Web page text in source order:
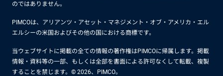
のではありません。
PIMCOは、アリアンツ・アセット・マネジメント・オブ・アメリカ・エル
エルシーの米国およびその他の国における商標です。
当ウェブサイトに掲載の全ての情報の著作権はPIMCOに帰属します。掲載
情報・資料等の一部、もしくは全部を書面による許可なくして転載、複製
することを禁じます。© 2026、PIMCO。